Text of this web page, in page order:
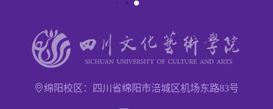
绵阳校区：四川省绵阳市涪城区机场东路83号